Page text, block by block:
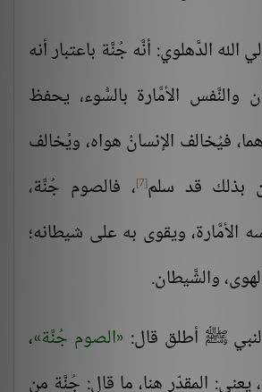
الدَّهلوي: أنَّه جُنَّة باعتبار أنه
الأمَّارة بالسُّوء، يحفظ
فيُخالف الإنسانُ هواه، ويُخالف
بذلك قد سلم[7] ، فالصوم جُنَّة،
الأمَّارة، ويقوى به على شيطانه؛
والشَّيطان.
ﷺ أطلق قال: الصوم جُنَّة ،
المقدّر هنا، ما قال: جُنَّة من